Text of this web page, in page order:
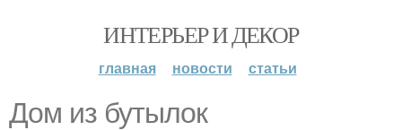
ИНТЕРЬЕР И ДЕКОР
главная новости статьи
Дом из бутылок